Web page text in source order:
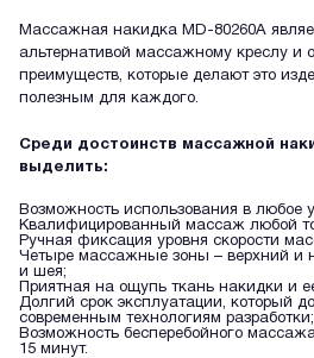
Массажная накидка MD-80260A
альтернативой массажному креслу и
преимуществ, которые делают это
полезным для каждого.
Среди достоинств массажной
выделить:
Возможность использования в любое
Квалифицированный массаж любой
Ручная фиксация уровня скорости
Четыре массажные зоны – верхний и
и шея;
Приятная на ощупь ткань накидки и
Долгий срок эксплуатации, который
современным технологиям разработки;
Возможность бесперебойного
15 минут.